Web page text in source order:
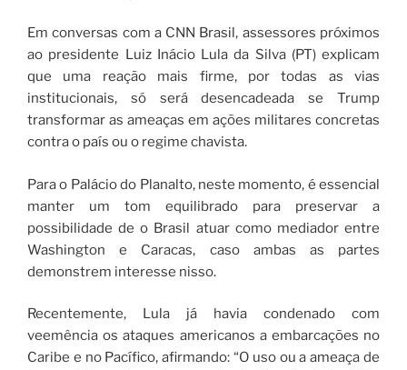
Em conversas com a CNN Brasil, assessores próximos
ao presidente Luiz Inácio Lula da Silva (PT) explicam
que uma reação mais firme, por todas as vias
institucionais, só será desencadeada se Trump
transformar as ameaças em ações militares concretas
contra o país ou o regime chavista.
Para o Palácio do Planalto, neste momento, é essencial
manter um tom equilibrado para preservar a
possibilidade de o Brasil atuar como mediador entre
Washington e Caracas, caso ambas as partes
demonstrem interesse nisso.
Recentemente, Lula já havia condenado com
veemência os ataques americanos a embarcações no
Caribe e no Pacífico, afirmando: “O uso ou a ameaça de